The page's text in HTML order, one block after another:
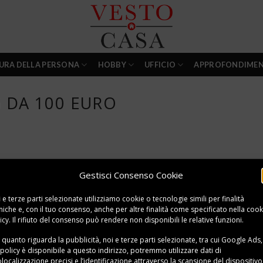
Gestisci Consenso Cookie
e terze parti selezionate utilizziamo cookie o tecnologie simili per finalità
e, con il tuo consenso, anche per altre finalità come specificato nella
. Il rifiuto del consenso può rendere non disponibili le relative funzioni.
quanto riguarda la pubblicità, noi e terze parti selezionate, tra cui Google
è disponibile a questo indirizzo, potremmo utilizzare dati di
precisi e l’identificazione attraverso la scansione del
DELLA PERSONA HOBBY UFFICIO
100 EURO